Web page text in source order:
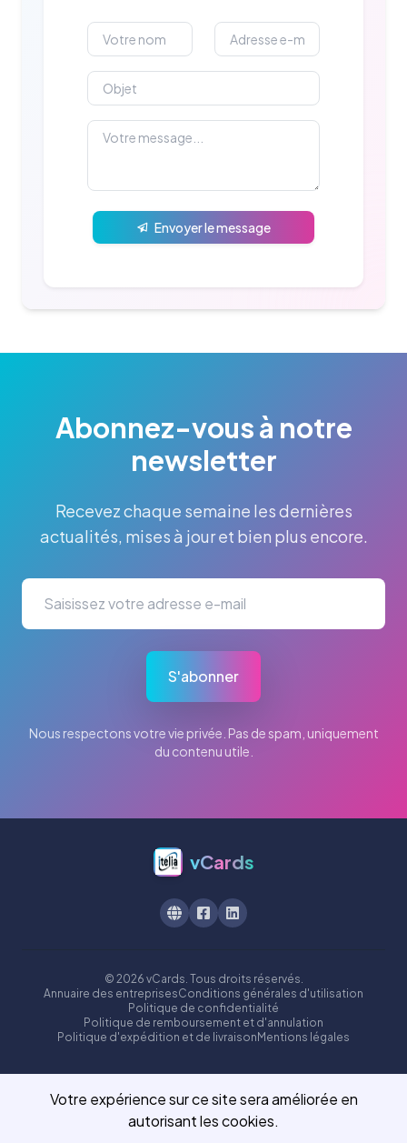
Envoyer le message
Abonnez-vous à notre
newsletter
Recevez chaque semaine les dernières
actualités, mises à jour et bien plus encore.
S'abonner
Nous respectons votre vie privée. Pas de spam, uniquement
du contenu utile.
vCards
© 2026 vCards. Tous droits réservés.
Annuaire des entreprisesConditions générales d'utilisation
Politique de confidentialité
Politique de remboursement et d'annulation
Politique d'expédition et de livraison Mentions légales
Votre expérience sur ce site sera améliorée en
autorisant les cookies.